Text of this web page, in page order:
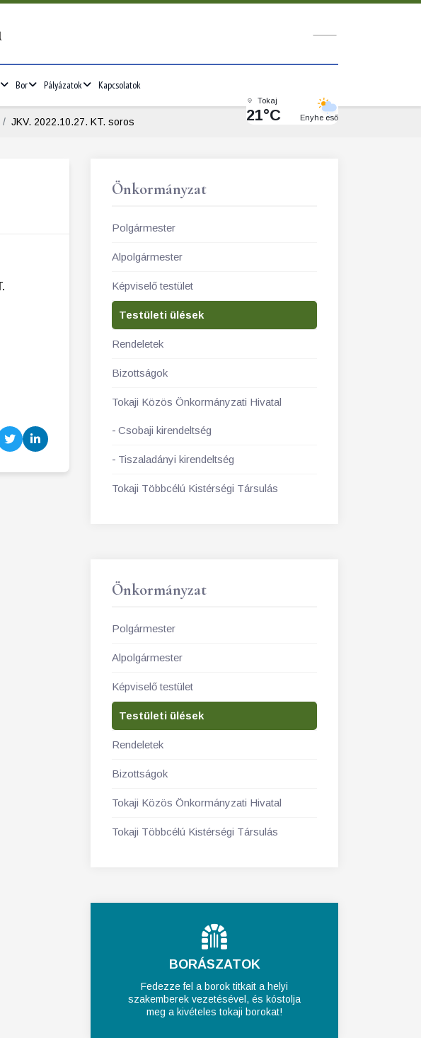
Bor Pályázatok Kapcsolatok
Tokaj
21°C Enyhe eső
JKV. 2022.10.27. KT. soros
Önkormányzat
Polgármester
Alpolgármester
Képviselő testület
Testületi ülések
Rendeletek
Bizottságok
Tokaji Közös Önkormányzati Hivatal
Csobaji kirendeltség
Tiszaladányi kirendeltség
Tokaji Többcélú Kistérségi Társulás
Önkormányzat
Polgármester
Alpolgármester
Képviselő testület
Testületi ülések
Rendeletek
Bizottságok
Tokaji Közös Önkormányzati Hivatal
Tokaji Többcélú Kistérségi Társulás
BORÁSZATOK
Fedezze fel a borok titkait a helyi
szakemberek vezetésével, és kóstolja
meg a kivételes tokaji borokat!